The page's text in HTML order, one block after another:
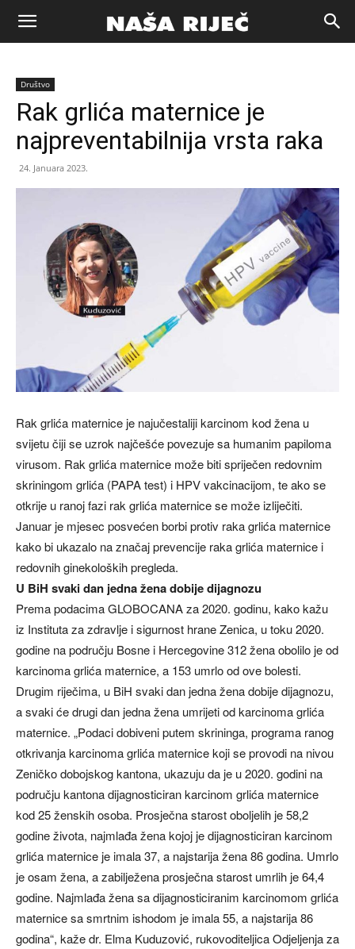
Naša
riječ
Društvo
Rak grlića maternice je
najpreventabilnija vrsta raka
24. Januara 2023.
Rak grlića maternice je najučestaliji karcinom kod žena u
svijetu čiji se uzrok najčešće povezuje sa humanim papiloma
virusom. Rak grlića maternice može biti spriječen redovnim
skriningom grlića (PAPA test) i HPV vakcinacijom, te ako se
otkrije u ranoj fazi rak grlića maternice se može izliječiti.
Januar je mjesec posvećen borbi protiv raka grlića maternice
kako bi ukazalo na značaj prevencije raka grlića maternice i
redovnih ginekoloških pregleda.
U BiH svaki dan jedna žena dobije dijagnozu
Prema podacima GLOBOCANA za 2020. godinu, kako kažu
iz Instituta za zdravlje i sigurnost hrane Zenica, u toku 2020.
godine na području Bosne i Hercegovine 312 žena obolilo je od
karcinoma grlića maternice, a 153 umrlo od ove bolesti.
Drugim riječima, u BiH svaki dan jedna žena dobije dijagnozu,
a svaki će drugi dan jedna žena umrijeti od karcinoma grlića
maternice. „Podaci dobiveni putem skrininga, programa ranog
otkrivanja karcinoma grlića maternice koji se provodi na nivou
Zeničko dobojskog kantona, ukazuju da je u 2020. godini na
području kantona dijagnosticiran karcinom grlića maternice
kod 25 ženskih osoba. Prosječna starost oboljelih je 58,2
godine života, najmlađa žena kojoj je dijagnosticiran karcinom
grlića maternice je imala 37, a najstarija žena 86 godina. Umrlo
je osam žena, a zabilježena prosječna starost umrlih je 64,4
godine. Najmlađa žena sa dijagnosticiranim karcinomom grlića
maternice sa smrtnim ishodom je imala 55, a najstarija 86
godina“, kaže dr. Elma Kuduzović, rukovoditeljica Odjeljenja za